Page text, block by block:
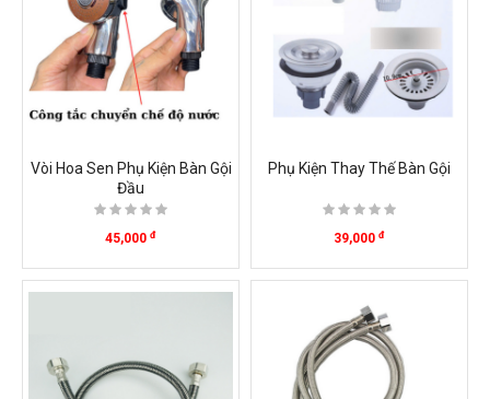
Vòi Hoa Sen Phụ Kiện Bàn Gội
Đầu
45,000 đ
Phụ Kiện Thay Thế Bàn Gội
39,000 đ